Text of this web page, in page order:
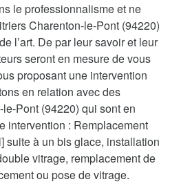
le professionnalisme et ne
Charenton-le-Pont (94220)
l’art. De par leur savoir et leur
seront en mesure de vous
proposant une intervention
en relation avec des
Pont (94220) qui sont en
intervention : Remplacement
suite à un bis glace, installation
vitrage, remplacement de
ou pose de vitrage.